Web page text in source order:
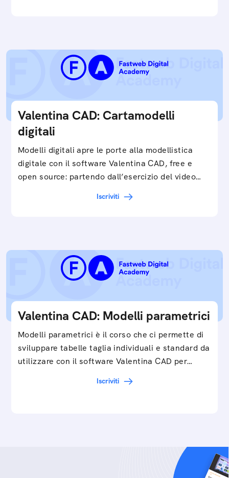
Valentina CAD: Cartamodelli
digitali
Modelli digitali apre le porte alla modellistica
digitale con il software Valentina CAD, free e
open source: partendo dall’esercizio del video…
Iscriviti
Valentina CAD: Modelli parametrici
Modelli parametrici è il corso che ci permette di
sviluppare tabelle taglia individuali e standard da
utilizzare con il software Valentina CAD per…
Iscriviti